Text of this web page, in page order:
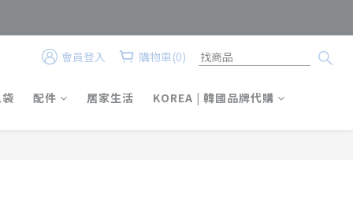
會員登入 購物車(0)
配件 居家生活 KOREA | 韓國品牌代購
立即購買